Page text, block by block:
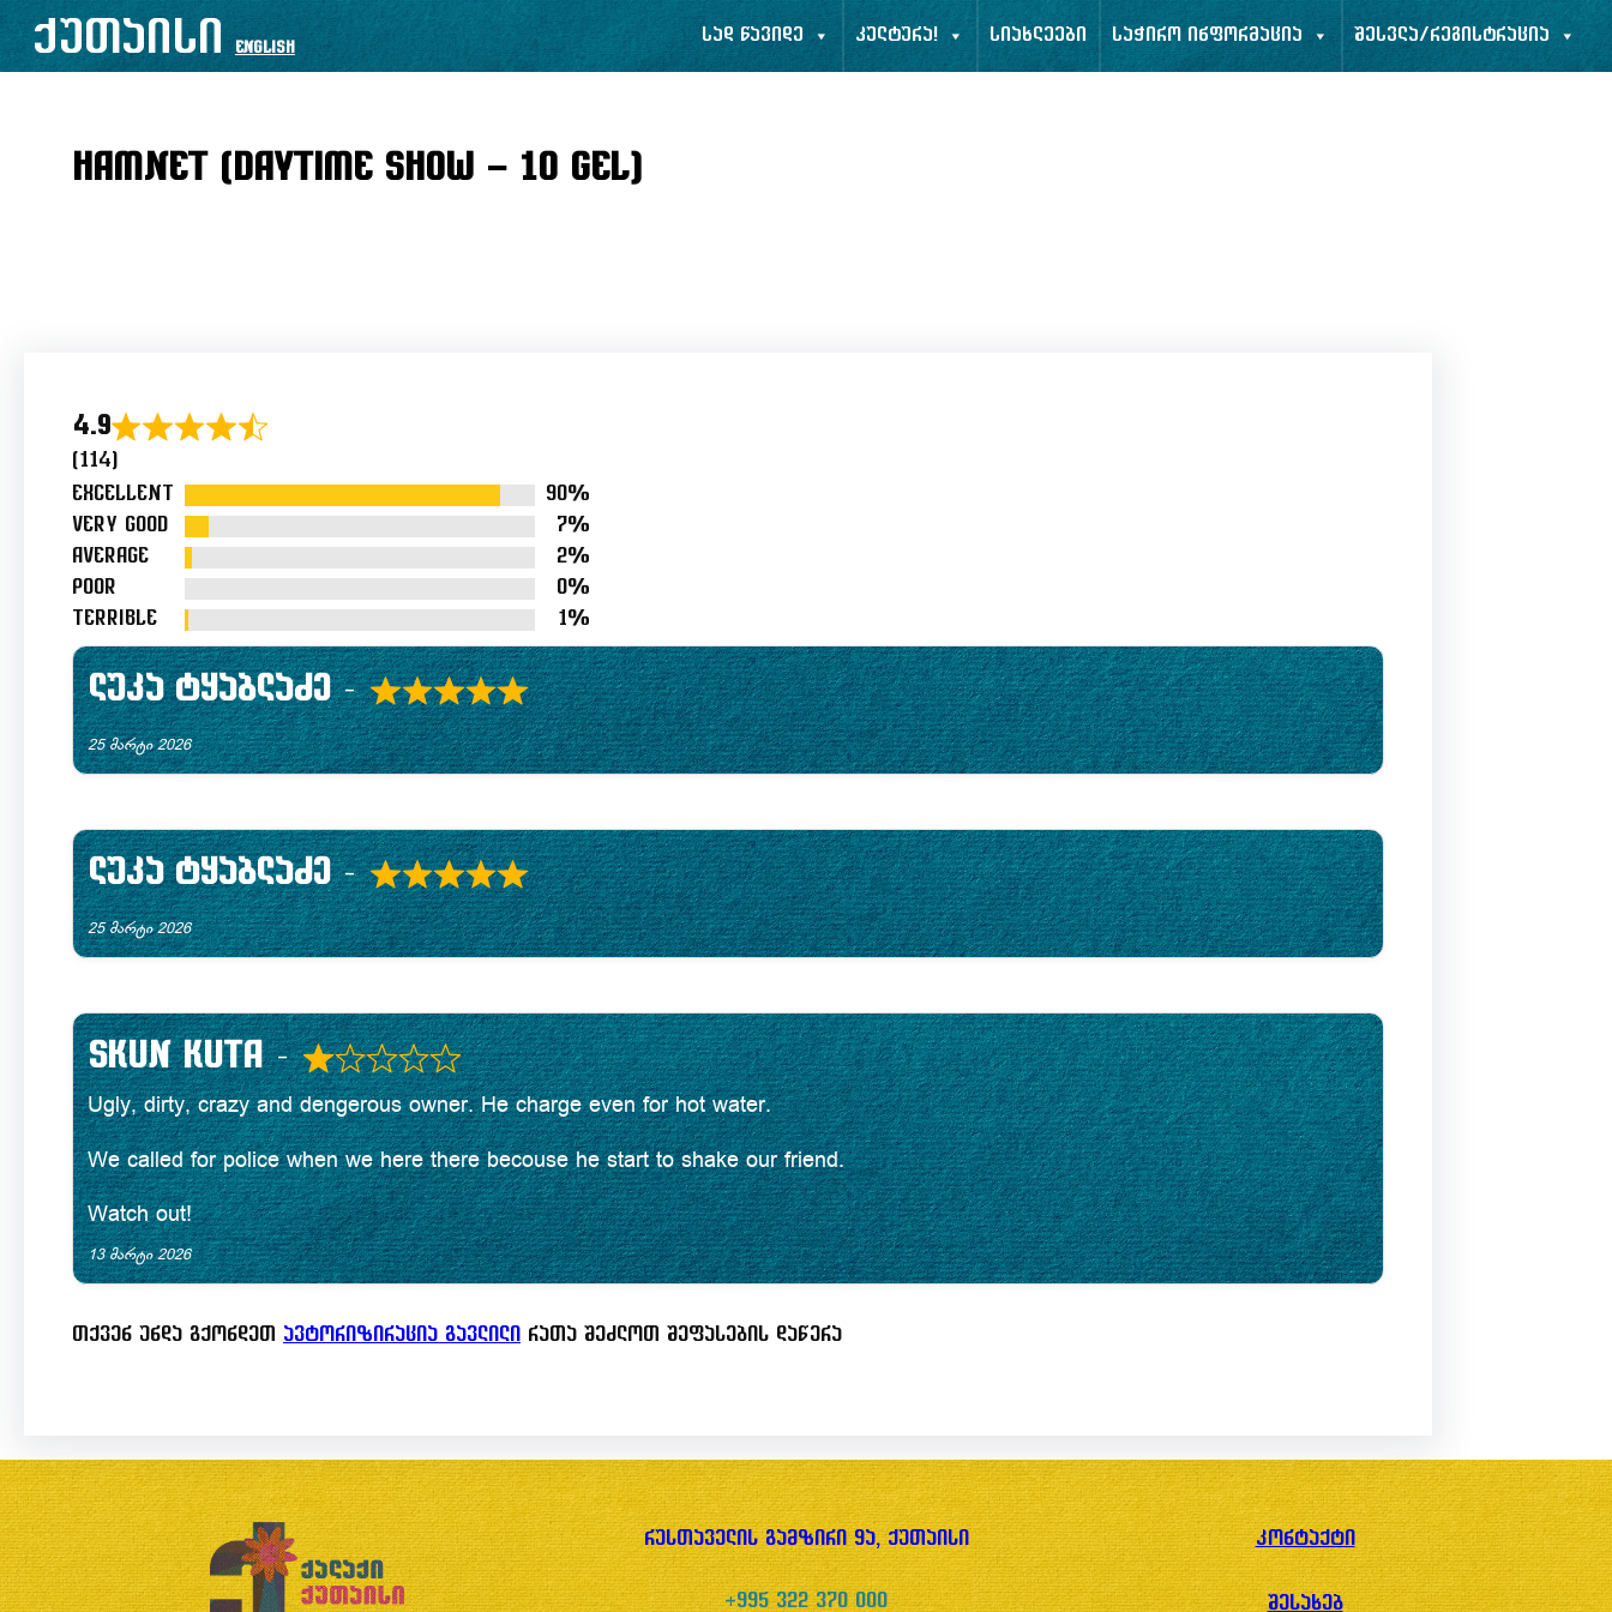
შიგთავსზე
გადასვლა
ქუთაისი English
სად წავიდე კულტურა! სიახლეები საჭირო ინფორმაცია შესვლა/რეგისტრაცია
Hamnet (Daytime Show – 10 GEL)
4.9
Rated
out
of
(114)
Excellent
90%
Very good
7%
Average
2%
Poor
0%
Terrible
1%
ლუკა ტყაბლაძე–
R
a
e
d
5
0
o
u
t
o
f
5
25 მარტი 2026
ლუკა ტყაბლაძე–
R
a
e
d
5
.
0
o
t
5
25 მარტი 2026
Skun Kuta–
R
a
t
e
d
.
u
t
o
Ugly, dirty, crazy and dengerous owner. He charge even for hot water.
We called for police when we here there becouse he start to shake our friend.
Watch out!
13 მარტი 2026
თქვენ უნდა გქონდეთ ავტორიზირაცია გავლილი რათა შეძლოთ შეფასების დაწერა
რუსთაველის გამზირი 9ა, ქუთაისი
+995 322 370 000
კონტაქტი
შესახებ